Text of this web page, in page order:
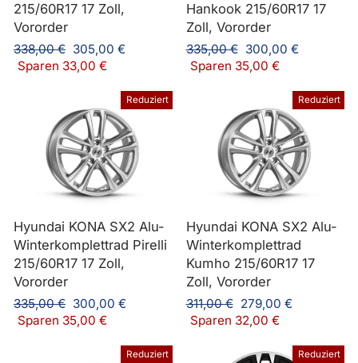
215/60R17 17 Zoll,
Vororder
Normaler
Preis
338,00 € Sonderpreis
305,00 €
Sparen 33,00 €
Hankook 215/60R17 17
Zoll, Vororder
Normaler
Preis
335,00 € Sonderpreis
300,00 €
Sparen 35,00 €
Reduziert
Hyundai KONA SX2 Alu-
Winterkomplettrad Pirelli
215/60R17 17 Zoll,
Vororder
Normaler
Preis
335,00 € Sonderpreis
300,00 €
Sparen 35,00 €
Reduziert
Hyundai KONA SX2 Alu-
Winterkomplettrad
Kumho 215/60R17 17
Zoll, Vororder
Normaler
Preis
311,00 € Sonderpreis
279,00 €
Sparen 32,00 €
Reduziert Reduziert